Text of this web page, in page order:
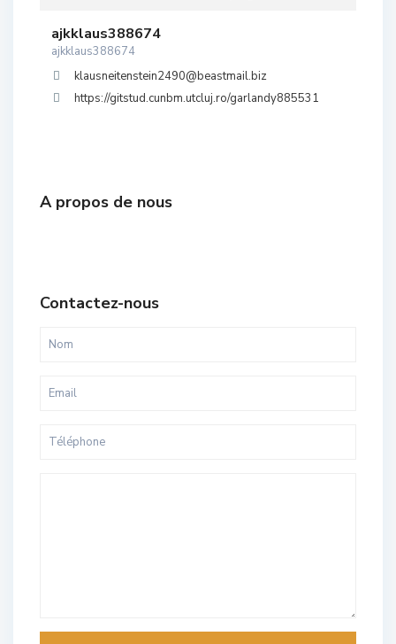
ajkklaus388674
ajkklaus388674
klausneitenstein2490@beastmail.biz
https://gitstud.cunbm.utcluj.ro/garlandy885531
A propos de nous
Contactez-nous